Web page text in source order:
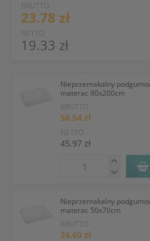
BRUTTO
23.78 zł
NETTO
19.33 zł
Nieprzemakalny
materac 90x200cm
BRUTTO
56.54 zł
NETTO
45.97 zł
Nieprzemakalny
materac 50x70cm
BRUTTO
24.60 zł